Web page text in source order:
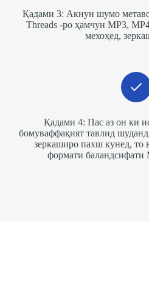
Қадами 3: Акнун шумо
Threads -ро ҳамчун MP3,
мехоҳед,
Қадами 4: Пас аз он ки
бомуваффақият тавлид
зеркаширо пахш кунед, то
формати баландсифати